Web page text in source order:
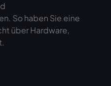
So haben Sie eine
über Hardware,